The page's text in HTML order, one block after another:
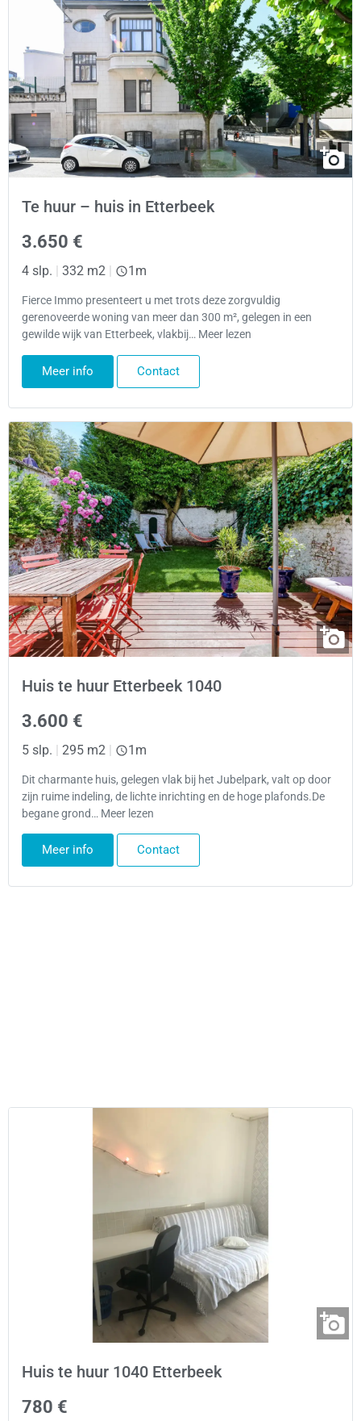
Te huur – huis in Etterbeek
3.650 €
4 slp. | 332 m2 | 1m
Fierce Immo presenteert u met trots deze zorgvuldig
gerenoveerde woning van meer dan 300 m², gelegen in een
gewilde wijk van Etterbeek, vlakbij… Meer lezen
Meer info Contact
Huis te huur Etterbeek 1040
3.600 €
5 slp. | 295 m2 | 1m
Dit charmante huis, gelegen vlak bij het Jubelpark, valt op door
zijn ruime indeling, de lichte inrichting en de hoge plafonds.De
begane grond… Meer lezen
Meer info Contact
Huis te huur 1040 Etterbeek
780 €